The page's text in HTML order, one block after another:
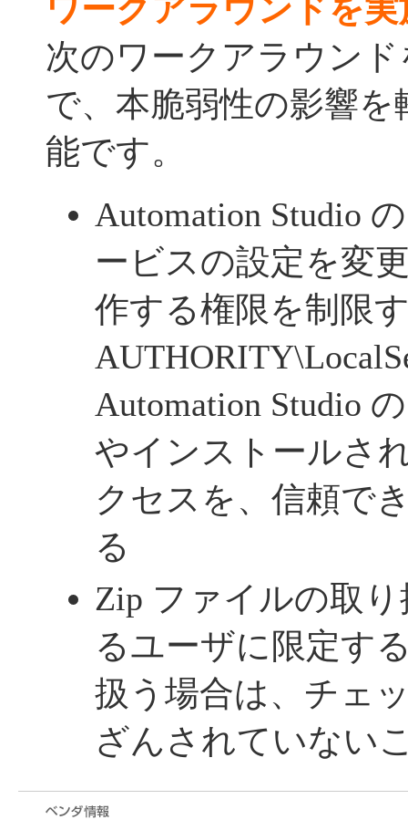
ワークアラウンドを
次のワークアラウン
で、本脆弱性の影響
能です。
Automation Studio
ービスの設定を変
作する権限を制限
Automation Studio
やインストールさ
クセスを、信頼で
る
Zip ファイルの取
るユーザに限定す
扱う場合は、チェ
ざんされていない